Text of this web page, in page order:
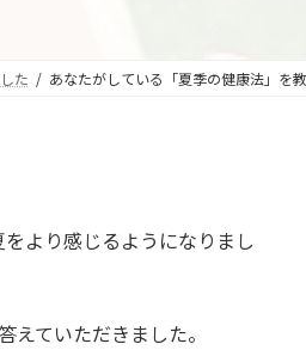
た あなたがしている「夏季の健康法」を
より感じるようになりまし
ていただきました。